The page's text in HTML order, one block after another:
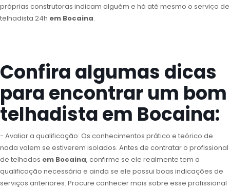
próprias construtoras indicam alguém e há até mesmo o serviço de
telhadista 24h em Bocaina.
Confira algumas dicas
para encontrar um bom
telhadista em Bocaina:
- Avaliar a qualificação: Os conhecimentos prático e teórico de
nada valem se estiverem isolados. Antes de contratar o profissional
de telhados em Bocaina, confirme se ele realmente tem a
qualificação necessária e ainda se ele possui boas indicações de
serviços anteriores. Procure conhecer mais sobre esse profissional